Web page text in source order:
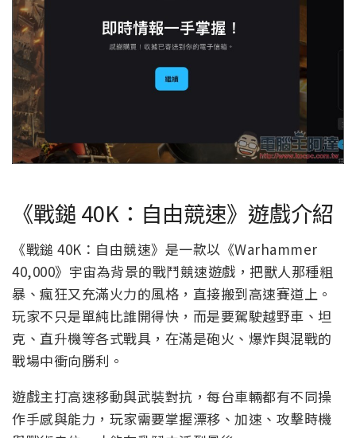
《戰鎚 40K：自由競速》遊戲介紹
《戰鎚 40K：自由競速》是一款以《Warhammer
40,000》宇宙為背景的戰鬥競速遊戲，把獸人那種粗
暴、瘋狂又充滿火力的風格，直接搬到高速賽道上。
玩家不只是單純比誰開得快，而是要駕駛越野車、坦
克、直升機等各式戰具，在滿是砲火、爆炸與混戰的
戰場中衝向勝利。
遊戲主打高速移動與武裝對抗，每台車輛都有不同操
作手感與能力，玩家需要掌握漂移、加速、攻擊時機